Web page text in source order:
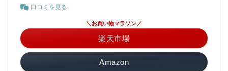
口コミを見る
Amazon
＼お買い物マラソン／
楽天市場